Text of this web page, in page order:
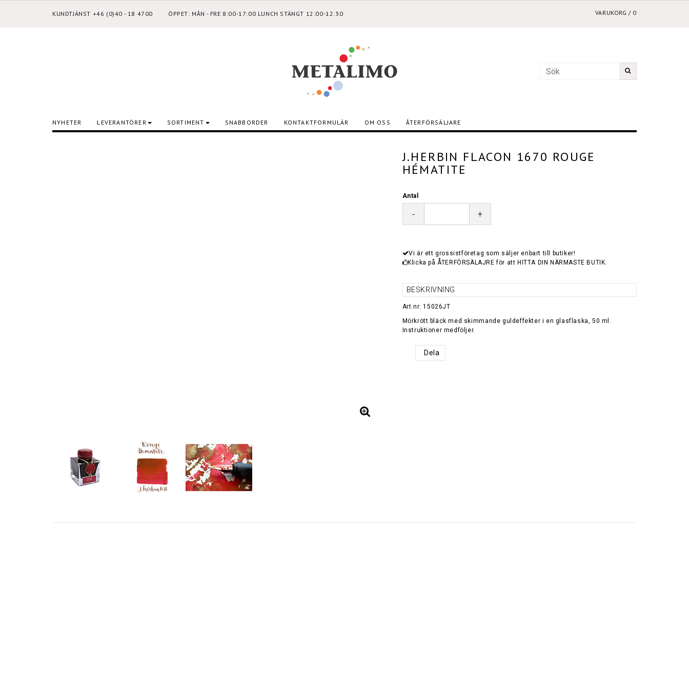
KUNDTJÄNST +46 (0)40 - 18 4700 ÖPPET: MÅN - FRE 8:00-17:00 LUNCH STÄNGT 12:00-12:30 VARUKORG / 0
NYHETER LEVERANTÖRER SORTIMENT SNABBORDER KONTAKTFORMULÄR OM OSS ÅTERFÖRSÄLJARE
J.HERBIN FLACON 1670 ROUGE
HÉMATITE
Antal
- +
Vi är ett grossistföretag som säljer enbart till butiker!
Klicka på ÅTERFÖRSÄLAJRE för att HITTA DIN NÄRMASTE BUTIK.
BESKRIVNING
Art.nr: 15026JT
Mörkrött bläck med skimmande guldeffekter i en glasflaska, 50 ml.
Instruktioner medföljer.
Dela